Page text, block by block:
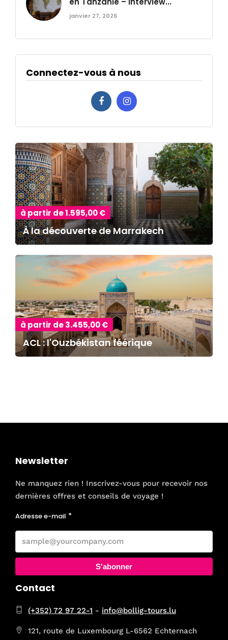
janvier 27, 2026
Connectez-vous à nous
à partir de 1.595,00 €
À la découverte de Marrakech
à partir de 3.455,00 €
ACL : l'Ouzbékistan féérique
Newsletter
Ne manquez rien ! Inscrivez-vous pour recevoir nos
dernières offres et conseils de voyage !
Adresse e-mail
S'abonner
Contact
(+352) 72 97 22-1 - info@bollig-tours.lu
121, route de Luxembourg L-6562 Echternach